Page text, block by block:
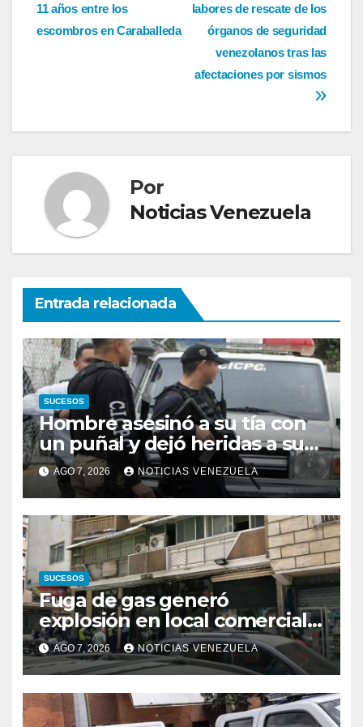
de
labores de rescate de los
órganos de seguridad
venezolanos tras las
afectaciones por sismos
11 años entre los
escombros en Caraballeda
Por
Noticias Venezuela
Entrada relacionada
SUCESOS
Hombre asesinó a su tía con
un puñal y dejó heridas a su
prima y a otro familiar en
Bolívar
AGO 7, 2026 NOTICIAS VENEZUELA
SUCESOS
Fuga de gas generó
explosión en local comercial
de Chacao
AGO 7, 2026 NOTICIAS VENEZUELA